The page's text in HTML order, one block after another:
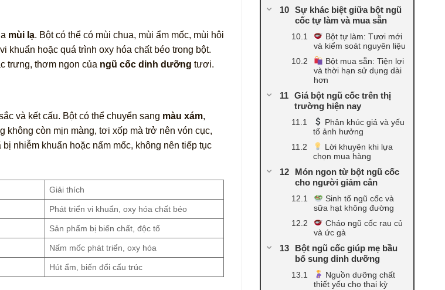
mùi lạ. Bột có thể có mùi chua, mùi ẩm mốc, mùi hôi
khuẩn hoặc quá trình oxy hóa chất béo trong bột.
trưng, thơm ngon của ngũ cốc dinh dưỡng tươi.
và kết cấu. Bột có thể chuyển sang màu xám,
không còn mịn màng, tơi xốp mà trở nên vón cục,
nhiễm khuẩn hoặc nấm mốc, không nên tiếp tục
Giải thích
Phát triển vi khuẩn, oxy hóa chất béo
Sản phẩm bị biến chất, độc tố
Nấm mốc phát triển, oxy hóa
Hút ẩm, biến đổi cấu trúc
Sự khác biệt giữa bột ngũ
cốc tự làm và mua sẵn
Bột tự làm: Tươi mới
và kiểm soát nguyên liệu
Bột mua sẵn: Tiện lợi
và thời hạn sử dụng dài
hơn
Giá bột ngũ cốc trên thị
trường hiện nay
Phân khúc giá và yếu
tố ảnh hưởng
Lời khuyên khi lựa
chọn mua hàng
Món ngon từ bột ngũ cốc
cho người giảm cân
Sinh tố ngũ cốc và
sữa hạt không đường
Cháo ngũ cốc rau củ
và ức gà
Bột ngũ cốc giúp mẹ bầu
bổ sung dinh dưỡng
Nguồn dưỡng chất
thiết yếu cho thai kỳ